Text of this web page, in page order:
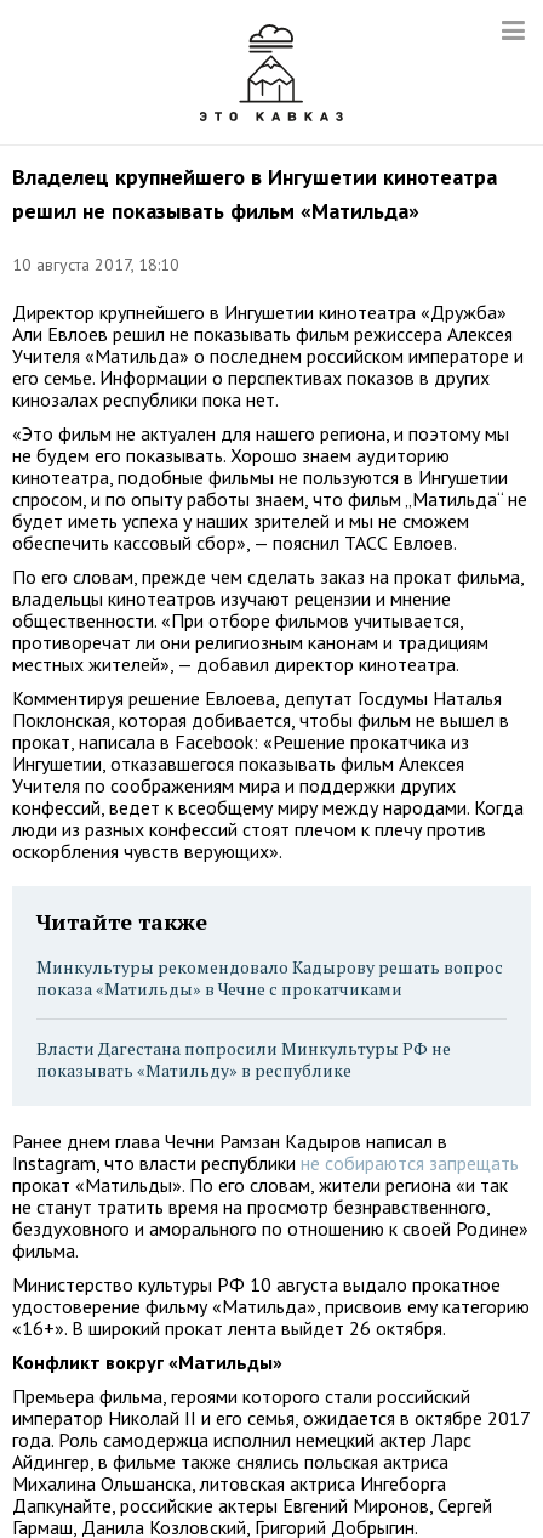
Владелец крупнейшего в Ингушетии кинотеатра
решил не показывать фильм «Матильда»
10 августа 2017, 18:10
Директор крупнейшего в Ингушетии кинотеатра «Дружба»
Али Евлоев решил не показывать фильм режиссера Алексея
Учителя «Матильда» о последнем российском императоре и
его семье. Информации о перспективах показов в других
кинозалах республики пока нет.
«Это фильм не актуален для нашего региона, и поэтому мы
не будем его показывать. Хорошо знаем аудиторию
кинотеатра, подобные фильмы не пользуются в Ингушетии
спросом, и по опыту работы знаем, что фильм „Матильда“ не
будет иметь успеха у наших зрителей и мы не сможем
обеспечить кассовый сбор», — пояснил ТАСС Евлоев.
По его словам, прежде чем сделать заказ на прокат фильма,
владельцы кинотеатров изучают рецензии и мнение
общественности. «При отборе фильмов учитывается,
противоречат ли они религиозным канонам и традициям
местных жителей», — добавил директор кинотеатра.
Комментируя решение Евлоева, депутат Госдумы Наталья
Поклонская, которая добивается, чтобы фильм не вышел в
прокат, написала в Facebook: «Решение прокатчика из
Ингушетии, отказавшегося показывать фильм Алексея
Учителя по соображениям мира и поддержки других
конфессий, ведет к всеобщему миру между народами. Когда
люди из разных конфессий стоят плечом к плечу против
оскорбления чувств верующих».
Читайте также
Минкультуры рекомендовало Кадырову решать вопрос
показа «Матильды» в Чечне с прокатчиками
Власти Дагестана попросили Минкультуры РФ не
показывать «Матильду» в республике
Ранее днем глава Чечни Рамзан Кадыров написал в
Instagram, что власти республики не собираются запрещать
прокат «Матильды». По его словам, жители региона «и так
не станут тратить время на просмотр безнравственного,
бездуховного и аморального по отношению к своей Родине»
фильма.
Министерство культуры РФ 10 августа выдало прокатное
удостоверение фильму «Матильда», присвоив ему категорию
«16+». В широкий прокат лента выйдет 26 октября.
Конфликт вокруг «Матильды»
Премьера фильма, героями которого стали российский
император Николай II и его семья, ожидается в октябре 2017
года. Роль самодержца исполнил немецкий актер Ларс
Айдингер, в фильме также снялись польская актриса
Михалина Ольшанска, литовская актриса Ингеборга
Дапкунайте, российские актеры Евгений Миронов, Сергей
Гармаш, Данила Козловский, Григорий Добрыгин.